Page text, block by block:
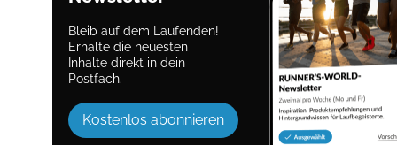
Bleib auf dem Laufenden!
Erhalte die neuesten
Inhalte direkt in dein
Postfach.
Kostenlos abonnieren